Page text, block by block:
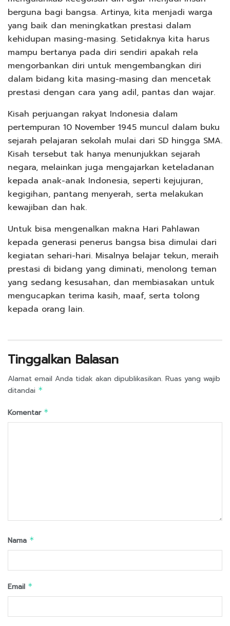
berguna bagi bangsa. Artinya, kita menjadi warga
yang baik dan meningkatkan prestasi dalam
kehidupan masing-masing. Setidaknya kita harus
mampu bertanya pada diri sendiri apakah rela
mengorbankan diri untuk mengembangkan diri
dalam bidang kita masing-masing dan mencetak
prestasi dengan cara yang adil, pantas dan wajar.
Kisah perjuangan rakyat Indonesia dalam
pertempuran 10 November 1945 muncul dalam buku
sejarah pelajaran sekolah mulai dari SD hingga SMA.
Kisah tersebut tak hanya menunjukkan sejarah
negara, melainkan juga mengajarkan keteladanan
kepada anak-anak Indonesia, seperti kejujuran,
kegigihan, pantang menyerah, serta melakukan
kewajiban dan hak.
Untuk bisa mengenalkan makna Hari Pahlawan
kepada generasi penerus bangsa bisa dimulai dari
kegiatan sehari-hari. Misalnya belajar tekun, meraih
prestasi di bidang yang diminati, menolong teman
yang sedang kesusahan, dan membiasakan untuk
mengucapkan terima kasih, maaf, serta tolong
kepada orang lain.
Tinggalkan Balasan
Alamat email Anda tidak akan dipublikasikan. Ruas yang wajib
ditandai *
Komentar *
Nama *
Email *